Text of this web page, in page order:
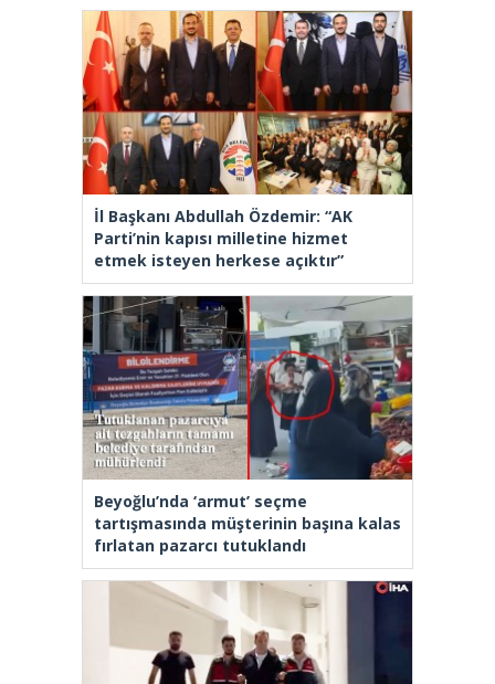
İl Başkanı Abdullah Özdemir: “AK
Parti’nin kapısı milletine hizmet
etmek isteyen herkese açıktır”
Beyoğlu’nda ‘armut’ seçme
tartışmasında müşterinin başına kalas
fırlatan pazarcı tutuklandı